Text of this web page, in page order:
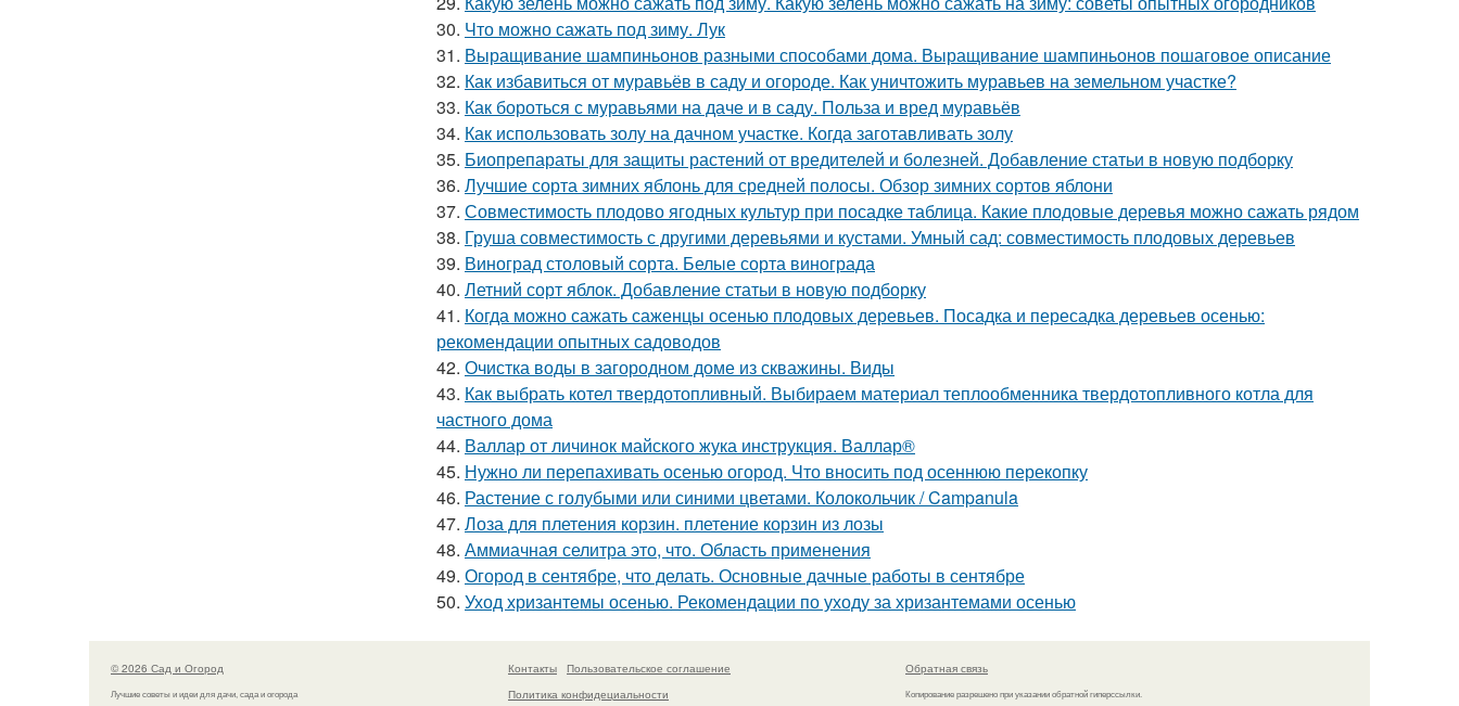
30. Что можно сажать под зиму. Лук
31. Выращивание шампиньонов разными способами дома. Выращивание шампиньонов пошаговое описание
32. Как избавиться от муравьёв в саду и огороде. Как уничтожить муравьев на земельном участке?
33. Как бороться с муравьями на даче и в саду. Польза и вред муравьёв
34. Как использовать золу на дачном участке. Когда заготавливать золу
35. Биопрепараты для защиты растений от вредителей и болезней. Добавление статьи в новую подборку
36. Лучшие сорта зимних яблонь для средней полосы. Обзор зимних сортов яблони
37. Совместимость плодово ягодных культур при посадке таблица. Какие плодовые деревья можно сажать рядом
38. Груша совместимость с другими деревьями и кустами. Умный сад: совместимость плодовых деревьев
39. Виноград столовый сорта. Белые сорта винограда
40. Летний сорт яблок. Добавление статьи в новую подборку
41. Когда можно сажать саженцы осенью плодовых деревьев. Посадка и пересадка деревьев осенью:
рекомендации опытных садоводов
42. Очистка воды в загородном доме из скважины. Виды
43. Как выбрать котел твердотопливный. Выбираем материал теплообменника твердотопливного котла для
частного дома
44. Валлар от личинок майского жука инструкция. Валлар®
45. Нужно ли перепахивать осенью огород. Что вносить под осеннюю перекопку
46. Растение с голубыми или синими цветами. Колокольчик / Campanula
47. Лоза для плетения корзин. плетение корзин из лозы
48. Аммиачная селитра это, что. Область применения
49. Огород в сентябре, что делать. Основные дачные работы в сентябре
50. Уход хризантемы осенью. Рекомендации по уходу за хризантемами осенью
© 2026 Сад и Огород
Лучшие советы и идеи для дачи, сада и огорода
Контакты
Пользовательское соглашение
Политика конфидециальности
Обратная связь
Копирование разрешено при указании обратной гиперссылки.